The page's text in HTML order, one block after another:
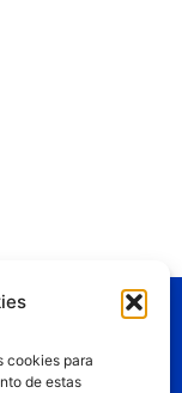
cookies para
de estas